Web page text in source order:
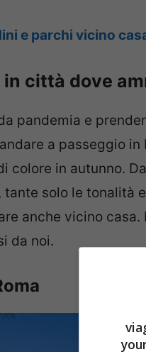
e parchi vicino
città dove
pandemia e
a passeggio
colore in autunno.
tante solo le tonalità
anche vicino
da noi.